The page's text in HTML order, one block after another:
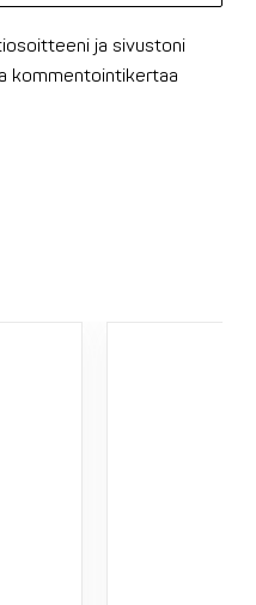
ja sivustoni
kommentointikertaa